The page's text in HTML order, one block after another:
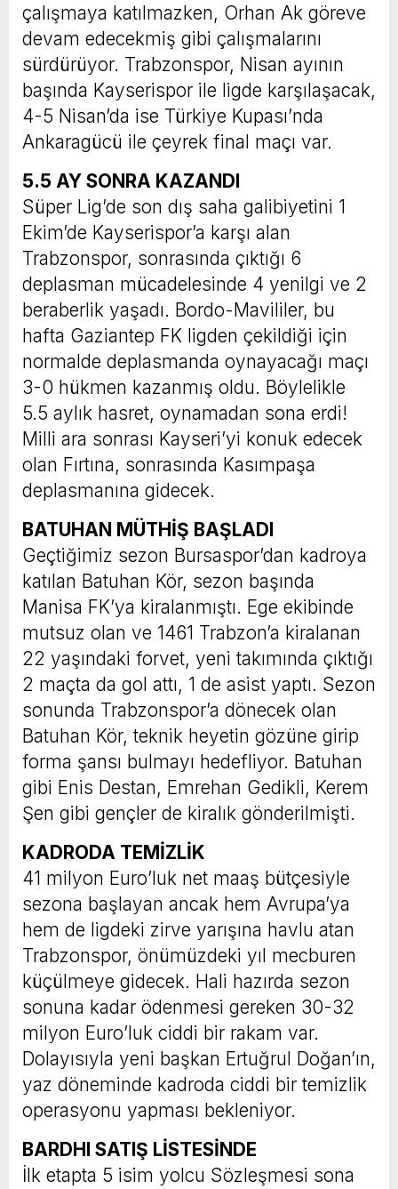
çalışmaya katılmazken, Orhan Ak göreve
devam edecekmiş gibi çalışmalarını
sürdürüyor. Trabzonspor, Nisan ayının
başında Kayserispor ile ligde karşılaşacak,
4-5 Nisan’da ise Türkiye Kupası’nda
Ankaragücü ile çeyrek final maçı var.
5.5 AY SONRA KAZANDI
Süper Lig’de son dış saha galibiyetini 1
Ekim’de Kayserispor’a karşı alan
Trabzonspor, sonrasında çıktığı 6
deplasman mücadelesinde 4 yenilgi ve 2
beraberlik yaşadı. Bordo-Mavililer, bu
hafta Gaziantep FK ligden çekildiği için
normalde deplasmanda oynayacağı maçı
3-0 hükmen kazanmış oldu. Böylelikle
5.5 aylık hasret, oynamadan sona erdi!
Milli ara sonrası Kayseri’yi konuk edecek
olan Fırtına, sonrasında Kasımpaşa
deplasmanına gidecek.
BATUHAN MÜTHİŞ BAŞLADI
Geçtiğimiz sezon Bursaspor’dan kadroya
katılan Batuhan Kör, sezon başında
Manisa FK’ya kiralanmıştı. Ege ekibinde
mutsuz olan ve 1461 Trabzon’a kiralanan
22 yaşındaki forvet, yeni takımında çıktığı
2 maçta da gol attı, 1 de asist yaptı. Sezon
sonunda Trabzonspor’a dönecek olan
Batuhan Kör, teknik heyetin gözüne girip
forma şansı bulmayı hedefliyor. Batuhan
gibi Enis Destan, Emrehan Gedikli, Kerem
Şen gibi gençler de kiralık gönderilmişti.
KADRODA TEMİZLİK
41 milyon Euro’luk net maaş bütçesiyle
sezona başlayan ancak hem Avrupa’ya
hem de ligdeki zirve yarışına havlu atan
Trabzonspor, önümüzdeki yıl mecburen
küçülmeye gidecek. Hali hazırda sezon
sonuna kadar ödenmesi gereken 30-32
milyon Euro’luk ciddi bir rakam var.
Dolayısıyla yeni başkan Ertuğrul Doğan’ın,
yaz döneminde kadroda ciddi bir temizlik
operasyonu yapması bekleniyor.
BARDHI SATIŞ LİSTESİNDE
İlk etapta 5 isim yolcu Sözleşmesi sona